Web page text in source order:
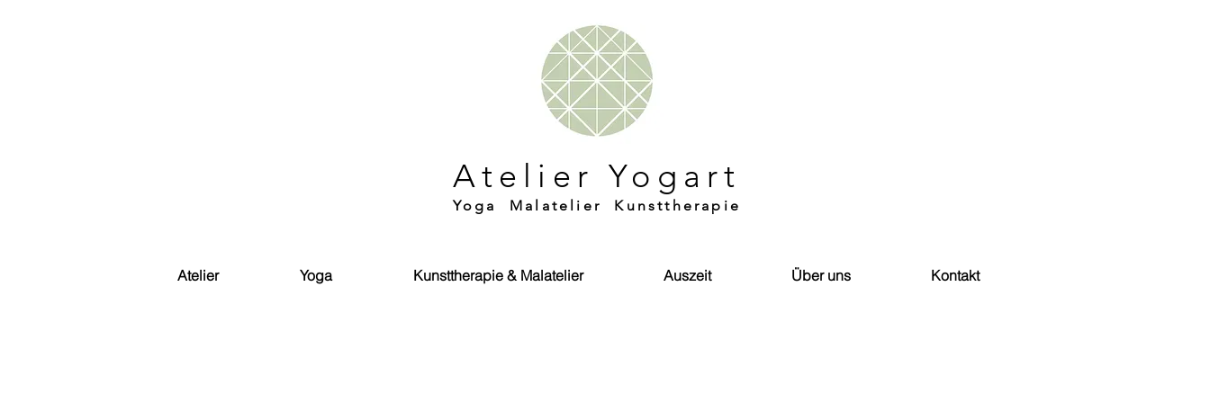
Atelier Yogart
Yoga Malatelier Kunsttherapie
Atelier Yoga Kunsttherapie & Malatelier Auszeit Über uns Kontakt